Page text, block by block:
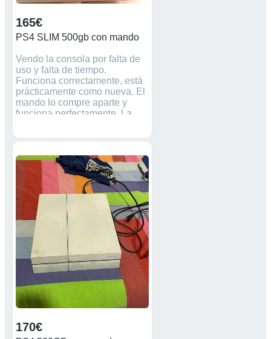
165€
PS4 SLIM 500gb con mando
Vendo la consola por falta de
uso y falta de tiempo.
Funciona correctamente, está
prácticamente como nueva. El
mando lo compre aparte y
funciona perfectamente. La
170€